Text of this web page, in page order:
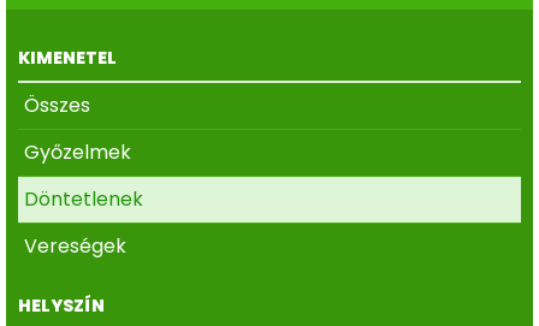
KIMENETEL
Összes
Győzelmek
Döntetlenek
Vereségek
HELYSZÍN